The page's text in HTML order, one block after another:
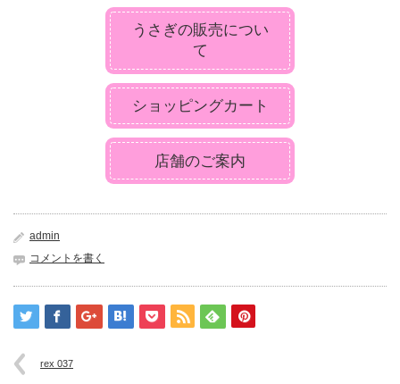
うさぎの販売につい
て
ショッピングカート
店舗のご案内
admin
コメントを書く
rex 037